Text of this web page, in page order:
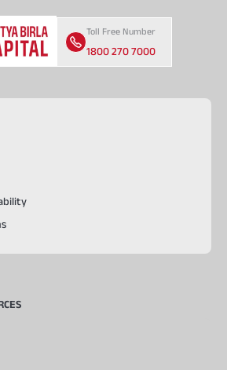
Toll Free Number
1800 270 7000